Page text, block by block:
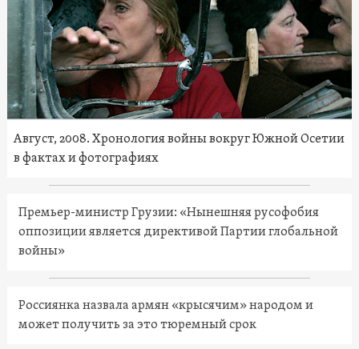
Август, 2008. Хронология войны вокруг Южной Осетии
в фактах и фотографиях
Премьер-министр Грузии: «Нынешняя русофобия
оппозиции является директивой Партии глобальной
войны»
Россиянка назвала армян «крысячим» народом и
может получить за это тюремный срок